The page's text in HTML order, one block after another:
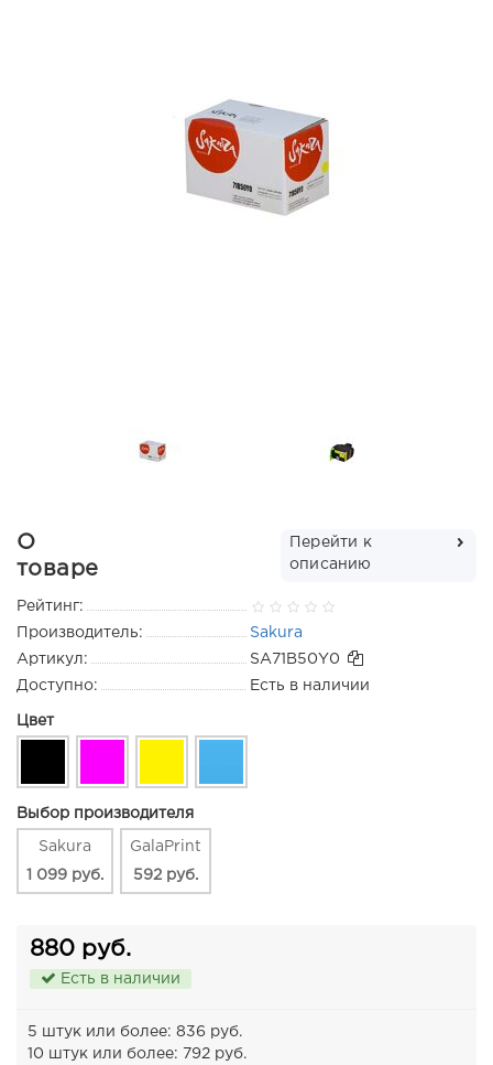
О
товаре
Перейти к
описанию
Рейтинг:
Производитель:
Sakura
Артикул:
SA71B50Y0
Доступно:
Есть в наличии
Цвет
Выбор производителя
Sakura
1 099 руб.
GalaPrint
592 руб.
880 руб.
Есть в наличии
5 штук или более: 836 руб.
10 штук или более: 792 руб.